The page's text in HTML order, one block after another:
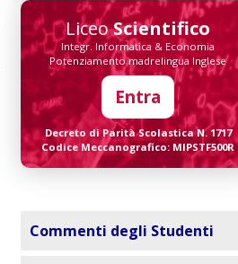
LiceoScientifico
Integr. Informatica & Economia
Potenziamento madrelingua Inglese
Entra
Decreto di Parità Scolastica N. 1717
Codice Meccanografico: MIPSTF500R
Commenti degli Studenti